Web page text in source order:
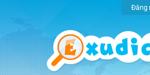
Đăng